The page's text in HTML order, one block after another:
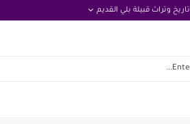
تاريخ وتراث قبيلة بلي القديم